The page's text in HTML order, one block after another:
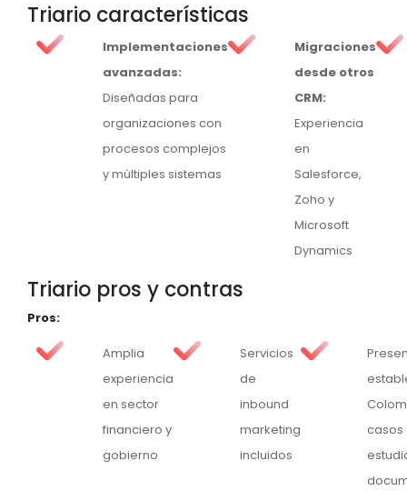
Triario características
Implementaciones
avanzadas:
Diseñadas para
organizaciones con
procesos complejos
y múltiples sistemas
Migraciones
desde otros
CRM:
Experiencia
en
Salesforce,
Zoho y
Microsoft
Dynamics
Triario pros y contras
Pros:
Amplia
experiencia
en sector
financiero y
gobierno
Servicios
de
inbound
marketing
incluidos
casos